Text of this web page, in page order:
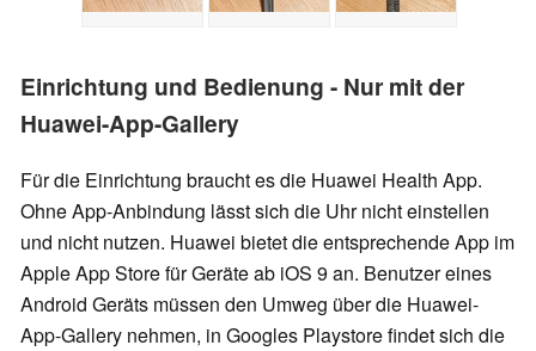
Einrichtung und Bedienung - Nur mit der
Huawei-App-Gallery
Für die Einrichtung braucht es die Huawei Health App.
Ohne App-Anbindung lässt sich die Uhr nicht einstellen
und nicht nutzen. Huawei bietet die entsprechende App im
Apple App Store für Geräte ab iOS 9 an. Benutzer eines
Android Geräts müssen den Umweg über die Huawei-
App-Gallery nehmen, in Googles Playstore findet sich die